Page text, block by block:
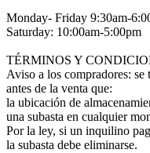
Monday- Friday 9:30am-
Saturday: 10:00am-5:00pm
TÉRMINOS Y
Aviso a los compradores:
antes de la venta que:
la ubicación de
una subasta en cualquier
Por la ley, si un inquilino
la subasta debe eliminarse.